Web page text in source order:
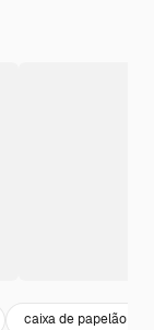
caixa de papelão